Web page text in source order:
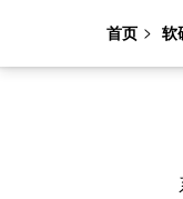
首页 软